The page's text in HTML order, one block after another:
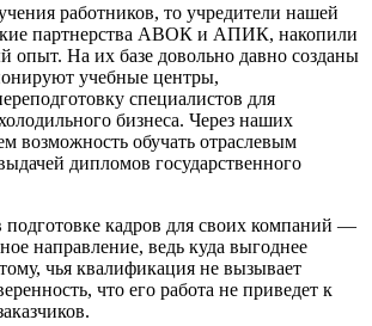
работников, то учредители нашей
партнерства АВОК и АПИК, накопили
опыт. На их базе довольно давно созданы
учебные центры,
специалистов для
бизнеса. Через наших
возможность обучать отраслевым
дипломов государственного
кадров для своих компаний —
направление, ведь куда выгоднее
чья квалификация не вызывает
что его работа не приведет к